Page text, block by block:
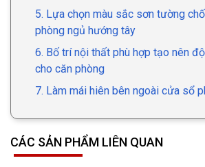
5. Lựa chọn màu sắc sơn tường
phòng ngủ hướng tây
6. Bố trí nội thất phù hợp tạo nên
cho căn phòng
7. Làm mái hiên bên ngoài cửa sổ
CÁC SẢN PHẨM LIÊN QUAN